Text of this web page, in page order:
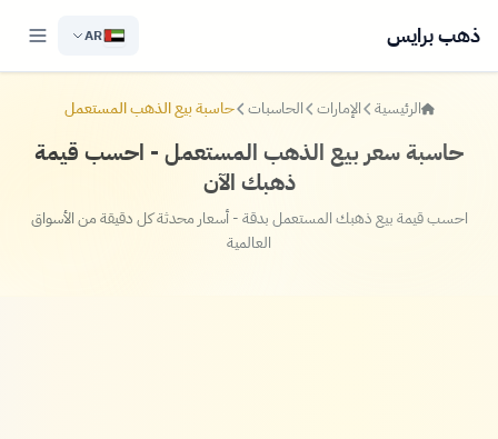
ذهب برايس AR
الرئيسية الإمارات الحاسبات حاسبة بيع الذهب المستعمل
حاسبة سعر بيع الذهب المستعمل - احسب قيمة
ذهبك الآن
احسب قيمة بيع ذهبك المستعمل بدقة - أسعار محدثة كل دقيقة من الأسواق
العالمية